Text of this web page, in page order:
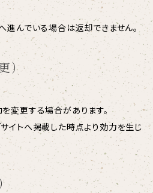
進んでいる場合は返却できません。
）
変更する場合があります。
イトへ掲載した時点より効力を生じ